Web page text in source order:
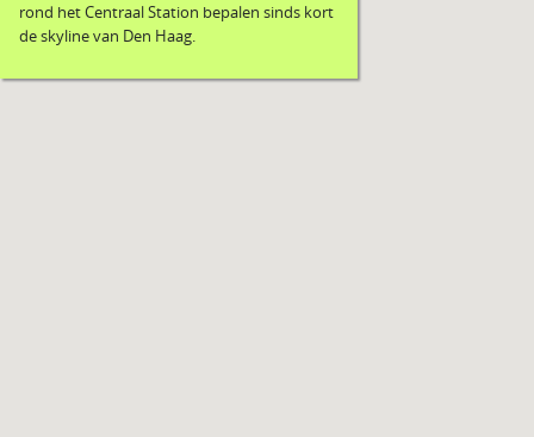
rond het Centraal Station bepalen sinds kort
de skyline van Den Haag.